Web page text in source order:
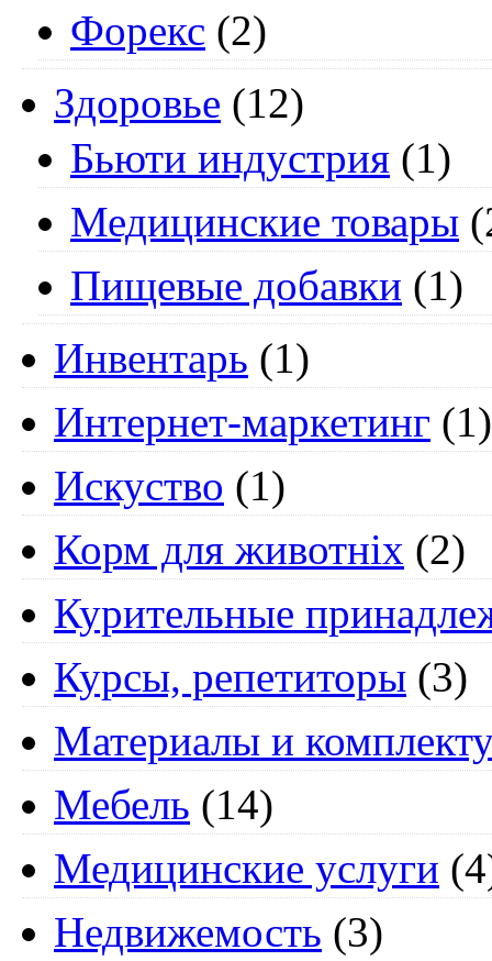
Форекс (2)
Здоровье (12)
Бьюти индустрия (1)
Медицинские товары
Пищевые добавки (1)
Инвентарь (1)
Интернет-маркетинг (1)
Искуство (1)
Корм для животніх (2)
Курительные
Курсы, репетиторы (3)
Материалы и
Мебель (14)
Медицинские услуги
Недвижемость (3)